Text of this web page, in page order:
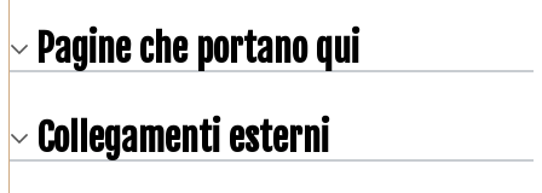
Pagine che portano qui
Collegamenti esterni